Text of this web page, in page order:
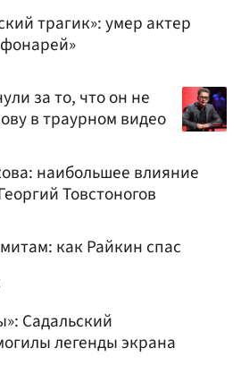
трагик»: умер актер
за то, что он не
в траурном видео
наибольшее влияние
Товстоногов
как Райкин спас
Садальский
легенды экрана